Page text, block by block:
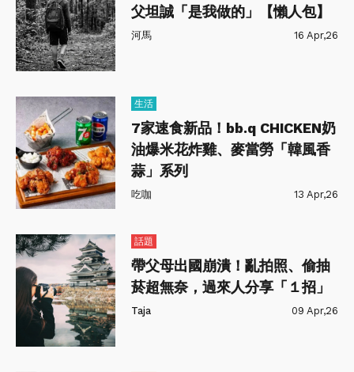
父坦誠「是我做的」【懶人包】
河馬 16 Apr,26
生活
7家速食新品！bb.q CHICKEN奶
油爆米花炸雞、麥當勞「韓風香
蒜」系列
吃咖 13 Apr,26
話題
帶父母出國崩潰！亂拍照、偷抽
菸超無奈，過來人分享「１招」
Taja 09 Apr,26